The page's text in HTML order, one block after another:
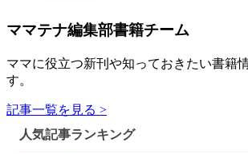
ママテナ編集部書籍チーム
ママに役立つ新刊や知っておきたい書籍
す。
記事一覧を見る >
人気記事ランキング